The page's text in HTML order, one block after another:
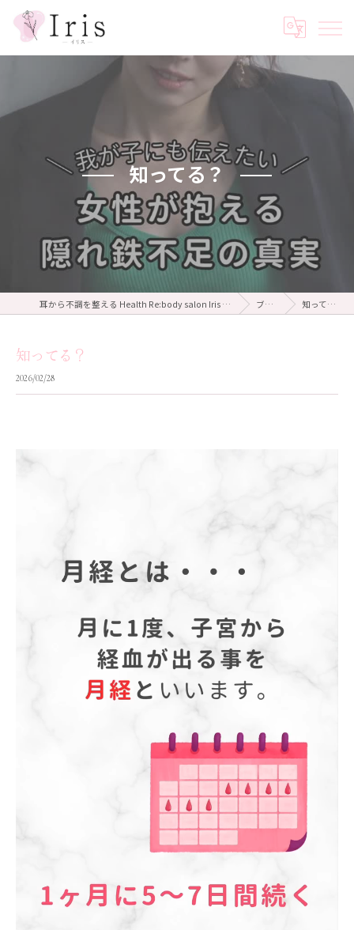
知ってる？
耳から不調を整える Health Re:body salon Iris ～イリス～ ブログ 知ってる？
知ってる？
2026/02/28